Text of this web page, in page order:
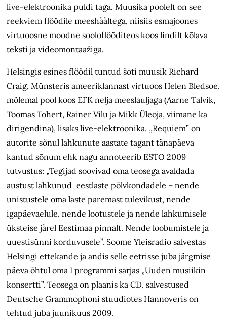
live-elektroonika puldi taga. Muusika poolelt on see
reekviem flöödile meeshäältega, niisiis esmajoones
virtuoosne moodne sooloflööditeos koos lindilt kõlava
teksti ja videomontaažiga.
Helsingis esines flöödil tuntud šoti muusik Richard
Craig, Münsteris ameeriklannast virtuoos Helen Bledsoe,
mõlemal pool koos EFK nelja meeslauljaga (Aarne Talvik,
Toomas Tohert, Rainer Vilu ja Mikk Üleoja, viimane ka
dirigendina), lisaks live-elektroonika. „Requiem” on
autorite sõnul lahkunute aastate tagant tänapäeva
kantud sõnum ehk nagu annoteerib ESTO 2009
tutvustus: „Tegijad soovivad oma teosega avaldada
austust lahkunud eestlaste põlvkondadele – nende
unistustele oma laste paremast tulevikust, nende
igapäevaelule, nende lootustele ja nende lahkumisele
üksteise järel Eestimaa pinnalt. Nende loobumistele ja
uuestisünni korduvusele”. Soome Yleisradio salvestas
Helsingi ettekande ja andis selle eetrisse juba järgmise
päeva õhtul oma I programmi sarjas „Uuden musiikin
konsertti”. Teosega on plaanis ka CD, salvestused
Deutsche Grammophoni stuudiotes Hannoveris on
tehtud juba juunikuus 2009.